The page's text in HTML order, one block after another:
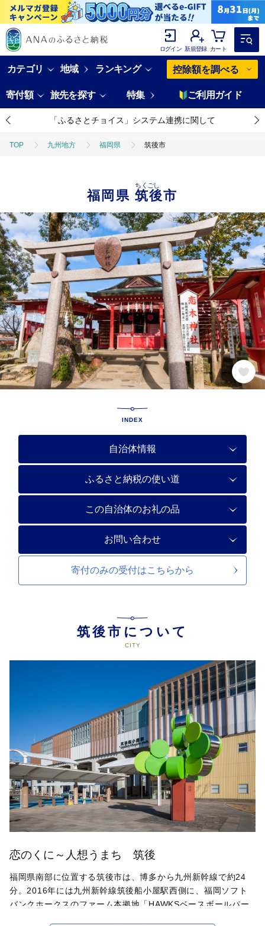
ログイン 新規登録 カート
カテゴリ 地域 ランキング 控除額を調べる
寄付額 旅先を探す 特集 ご利用ガイド
「ふるさとチョイス」システム連携に関して
TOP 九州地方 福岡県 筑後市
福岡県筑後市
ちくごし
INDEX
自治体情報
ふるさと納税の使い道
この自治体のお礼の品
お問い合わせ
寄付のみの受付はこちらから
筑後市について
恋のくに～人想うまち 筑後
福岡県南部に位置する筑後市は、博多から九州新幹線で約24
分。2016年には九州新幹線筑後船小屋駅西側に、福岡ソフト
バンクホークスのファーム本拠地「HAWKSベースボールパー